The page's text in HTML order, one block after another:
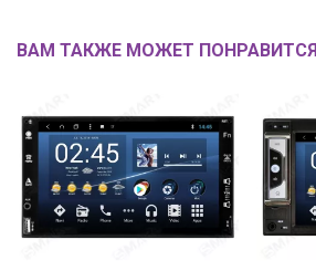
ВАМ ТАКЖЕ МОЖЕТ ПОНРАВИТСЯ